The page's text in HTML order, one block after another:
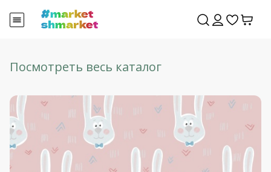
Посмотреть весь каталог